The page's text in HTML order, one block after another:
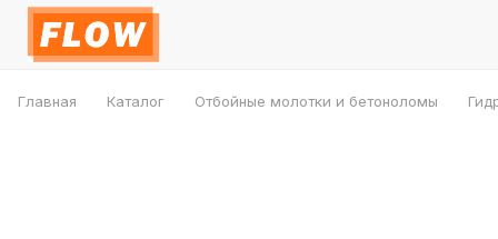
Главная Каталог Отбойные молотки и бетоноломы